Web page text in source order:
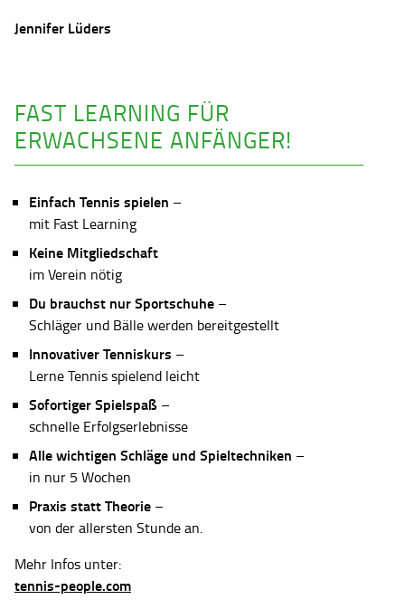
Jennifer Lüders
FAST LEARNING FÜR
ERWACHSENE ANFÄNGER!
Einfach Tennis spielen –
mit Fast Learning
Keine Mitgliedschaft
im Verein nötig
Du brauchst nur Sportschuhe –
Schläger und Bälle werden bereitgestellt
Innovativer Tenniskurs –
Lerne Tennis spielend leicht
Sofortiger Spielspaß –
schnelle Erfolgserlebnisse
Alle wichtigen Schläge und Spieltechniken –
in nur 5 Wochen
Praxis statt Theorie –
von der allersten Stunde an.
Mehr Infos unter:
tennis-people.com